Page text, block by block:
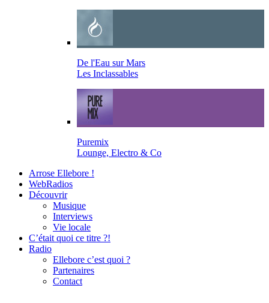
De l'Eau sur Mars
Les Inclassables
Puremix
Lounge, Electro & Co
Arrose Ellebore !
WebRadios
Découvrir
Musique
Interviews
Vie locale
C’était quoi ce titre ?!
Radio
Ellebore c’est quoi ?
Partenaires
Contact